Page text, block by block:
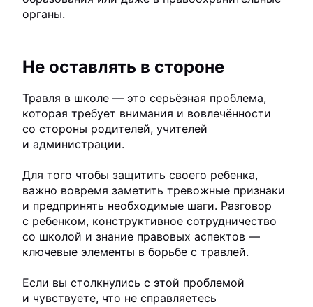
органы.
Не оставлять в стороне
Травля в школе — это серьёзная проблема,
которая требует внимания и вовлечённости
со стороны родителей, учителей
и администрации.
Для того чтобы защитить своего ребенка,
важно вовремя заметить тревожные признаки
и предпринять необходимые шаги. Разговор
с ребенком, конструктивное сотрудничество
со школой и знание правовых аспектов —
ключевые элементы в борьбе с травлей.
Если вы столкнулись с этой проблемой
и чувствуете, что не справляетесь